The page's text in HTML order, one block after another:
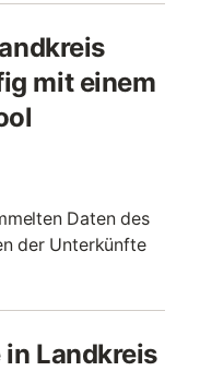
mit einem
Daten des
der Unterkünfte
Landkreis